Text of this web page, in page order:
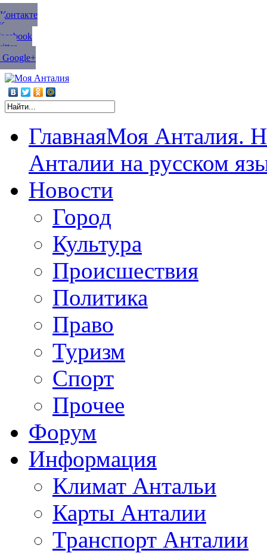
ГлавнаяМоя Анталия.
Анталии на русском
Новости
Город
Культура
Происшествия
Политика
Право
Туризм
Спорт
Прочее
Форум
Информация
Климат Антальи
Карты Анталии
Транспорт Анталии